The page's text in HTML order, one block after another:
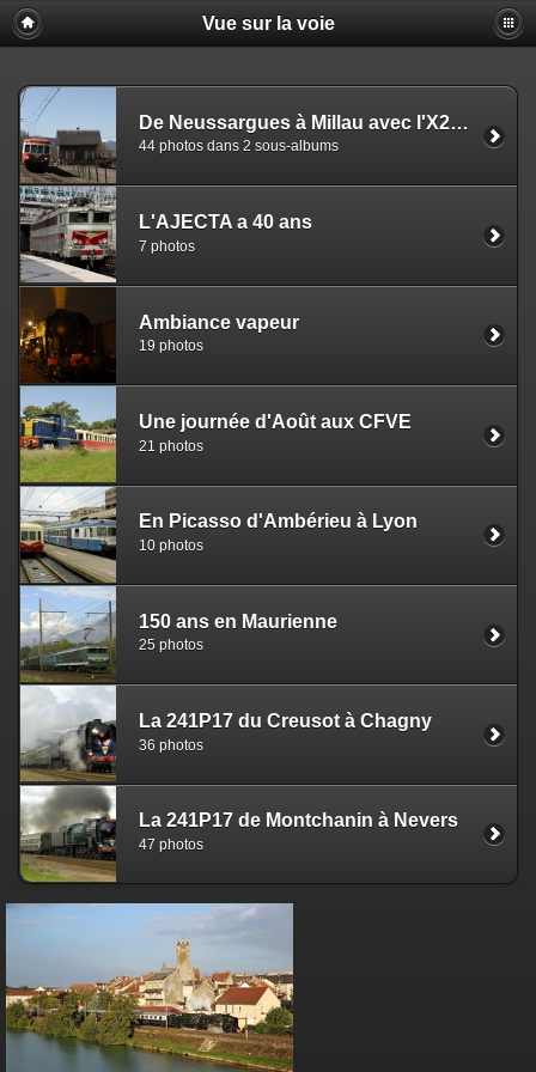
Vue sur la voie
De Neussargues à Millau avec l'X2403
44 photos dans 2 sous-albums
L'AJECTA a 40 ans
7 photos
Ambiance vapeur
19 photos
Une journée d'Août aux CFVE
21 photos
En Picasso d'Ambérieu à Lyon
10 photos
150 ans en Maurienne
25 photos
La 241P17 du Creusot à Chagny
36 photos
La 241P17 de Montchanin à Nevers
47 photos